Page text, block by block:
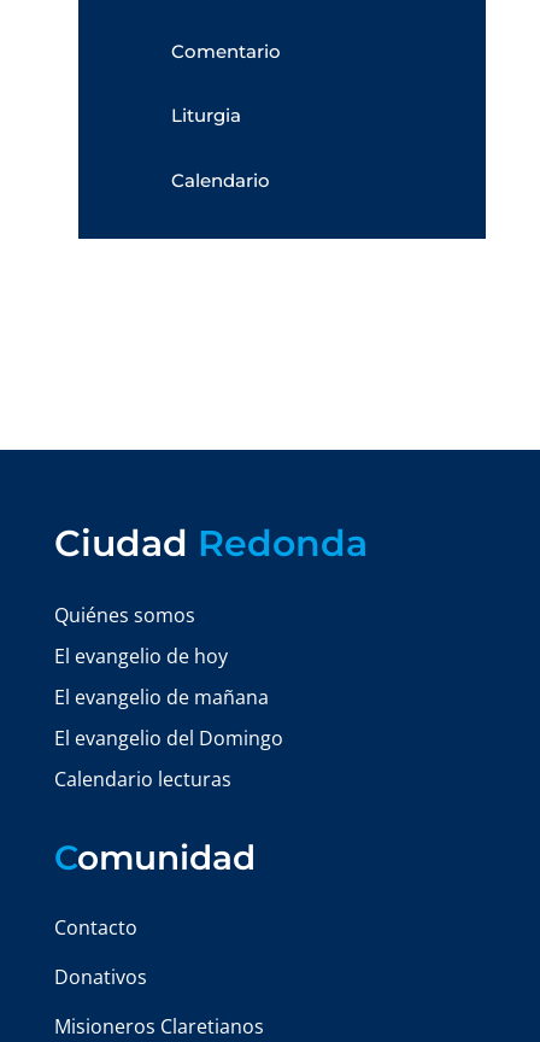
Comentario
Liturgia
Calendario
Ciudad Redonda
Quiénes somos
El evangelio de hoy
El evangelio de mañana
El evangelio del Domingo
Calendario lecturas
Comunidad
Contacto
Donativos
Misioneros Claretianos